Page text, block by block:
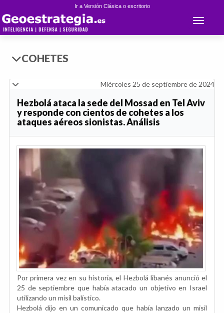
Ir a Versión Clásica o escritorio
Toggle
COHETES
Miércoles 25 de septiembre de 2024
Hezbolá ataca la sede del Mossad en Tel Aviv
y responde con cientos de cohetes a los
ataques aéreos sionistas. Análisis
Por primera vez en su historia, el Hezbolá libanés anunció el
25 de septiembre que había atacado un objetivo en Israel
utilizando un misil balístico.
Hezbolá dijo en un comunicado que había lanzado un misil